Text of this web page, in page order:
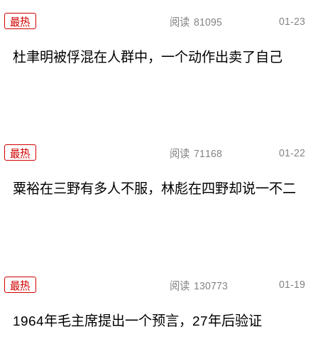
最热 阅读 81095 01-23
杜聿明被俘混在人群中，一个动作出卖了自己
最热 阅读 71168 01-22
粟裕在三野有多人不服，林彪在四野却说一不二
最热 阅读 130773 01-19
1964年毛主席提出一个预言，27年后验证